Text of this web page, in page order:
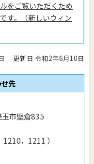
をご覧いただくため
す。（新しいウィン
更新日 令和2年6月10日
先
市堅倉835
1210，1211 ）